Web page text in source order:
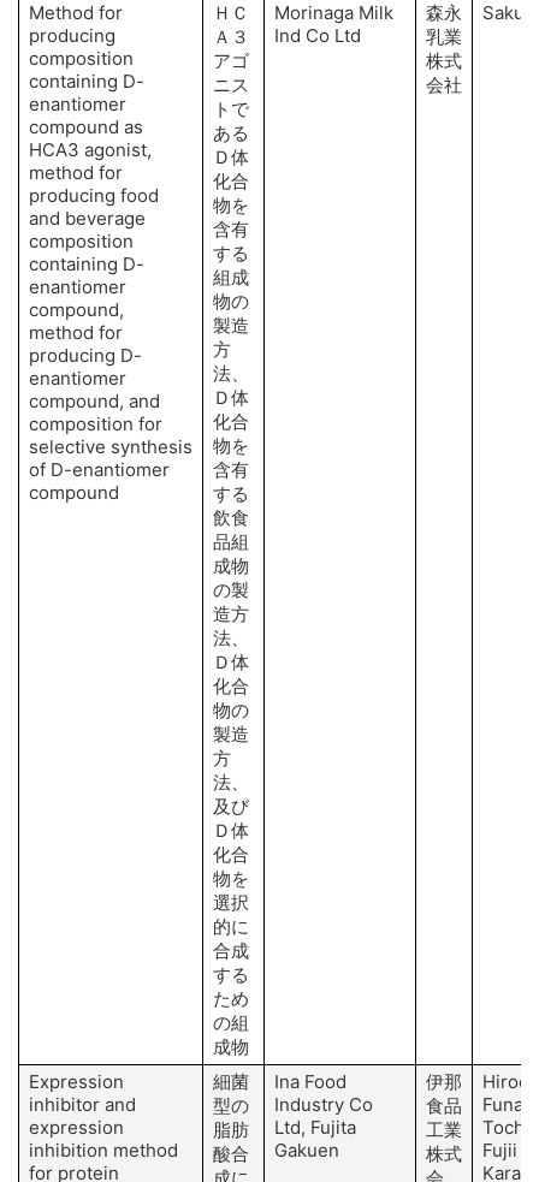
Method for
producing
composition
containing D-
enantiomer
compound as
HCA3 agonist,
method for
producing food
and beverage
composition
containing D-
enantiomer
compound,
method for
producing D-
enantiomer
compound, and
composition for
selective synthesis
of D-enantiomer
compound
ＨＣ
Ａ３
アゴ
ニス
トで
ある
Ｄ体
化合
物を
含有
する
組成
物の
製造
方
法、
Ｄ体
化合
物を
含有
する
飲食
品組
成物
の製
造方
法、
Ｄ体
化合
物の
製造
方
法、
及び
Ｄ体
化合
物を
選択
的に
合成
する
ため
の組
成物
Morinaga Milk
Ind Co Ltd
森永
乳業
株式
会社
Expression
inhibitor and
expression
inhibition method
for protein
細菌
型の
脂肪
酸合
Ina Food
Industry Co
Ltd, Fujita
Gakuen
伊那
食品
工業
株式
Fujii T,